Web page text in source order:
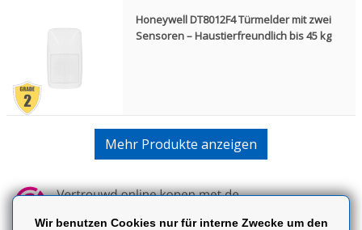
Honeywell DT8012F4 Türmelder mit zwei
Sensoren – Haustierfreundlich bis 45 kg
Mehr Produkte anzeigen
Wir benutzen Cookies nur für interne Zwecke um den